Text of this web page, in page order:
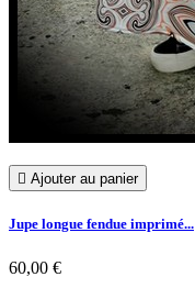
 Ajouter au panier
Jupe longue fendue imprimé...
60,00 €